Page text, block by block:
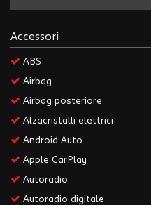
Accessori
ABS
Airbag
Airbag posteriore
Alzacristalli elettrici
Android Auto
Apple CarPlay
Autoradio
Autoradio digitale